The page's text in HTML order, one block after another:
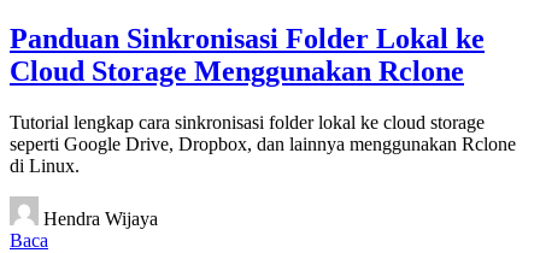
Panduan Sinkronisasi Folder Lokal ke
Cloud Storage Menggunakan Rclone
Tutorial lengkap cara sinkronisasi folder lokal ke cloud storage
seperti Google Drive, Dropbox, dan lainnya menggunakan Rclone
di Linux.
Hendra Wijaya
Baca